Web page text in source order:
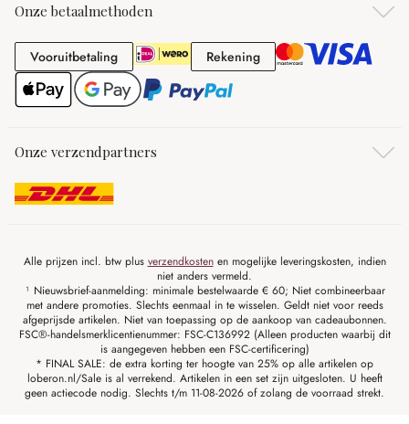
Onze betaalmethoden
VooruitbetalingVooruitbetaling RekeningRekening
Onze verzendpartners
Alle prijzen incl. btw plus verzendkostenen mogelijke leveringskosten, indien
niet anders vermeld.
¹ Nieuwsbrief-aanmelding: minimale bestelwaarde € 60; Niet combineerbaar
met andere promoties. Slechts eenmaal in te wisselen. Geldt niet voor reeds
afgeprijsde artikelen. Niet van toepassing op de aankoop van cadeaubonnen.
FSC®-handelsmerklicentienummer: FSC-C136992 (Alleen producten waarbij dit
is aangegeven hebben een FSC-certificering)
* FINAL SALE: de extra korting ter hoogte van 25% op alle artikelen op
loberon.nl/Sale is al verrekend. Artikelen in een set zijn uitgesloten. U heeft
geen actiecode nodig. Slechts t/m 11-08-2026 of zolang de voorraad strekt.